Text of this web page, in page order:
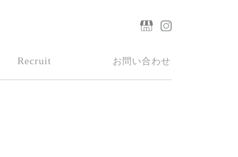
Recruit お問い合わせ